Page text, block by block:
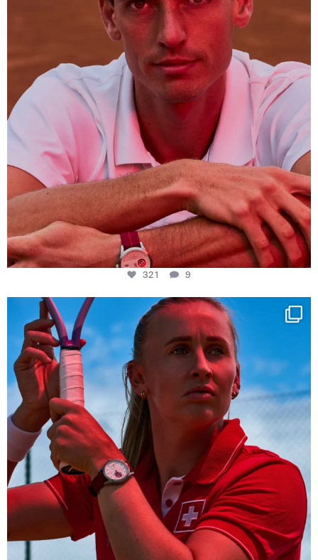
321
9
321 9
Determination, elegance and Swiss precision —
441
14